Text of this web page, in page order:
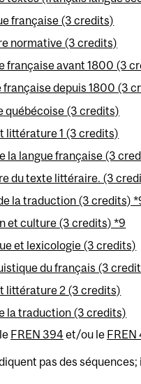
française (3 credits)
normative (3 credits)
française avant 1800 (3
française depuis 1800 (3
québécoise (3 credits)
littérature 1 (3 credits)
la langue française (3
du texte littéraire. (3
la traduction (3 credits)
et culture (3 credits) *9
et lexicologie (3 credits)
du français (3
littérature 2 (3 credits)
la traduction (3 credits)
FREN 394 et/ou le FREN
pas des